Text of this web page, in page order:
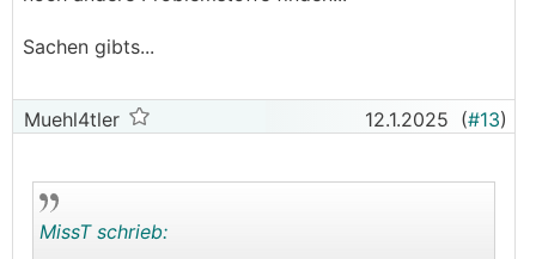
Sachen gibts...
Muehl4tler 12.1.2025 (#13)
MissT schrieb: